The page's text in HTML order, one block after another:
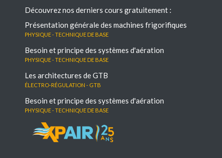
Découvrez nos derniers cours gratuitement :
Présentation générale des machines frigorifiques
Physique - Technique de base
Besoin et principe des systèmes d'aération
Physique - Technique de base
Les architectures de GTB
électro-régulation - GTB
Besoin et principe des systèmes d'aération
Physique - Technique de base